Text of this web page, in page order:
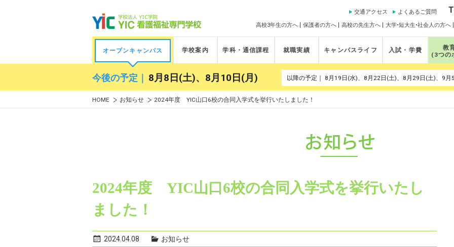
高校3年生の方へ 保護者の方へ 高校の先生方へ 大学•短大生•社会人の方へ
交通アクセス よくあるご質問
オープンキャンパス 学校案内 学科・通信課程 就職実績 キャンパスライフ 入試・学費
教
(3つの
今後の予定｜ 8月8日(土)、8月10日(月)
HOME お知らせ 2024年度 YIC山口6校の合同入学式を挙行いたしました！
2024年度 YIC山口6校の合同入学式を挙行いたし
ました！
2024.04.08 お知らせ